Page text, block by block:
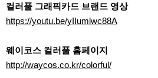
컬러풀 그래픽카드 브랜드 영상
https://youtu.be/yIIumlwc88A
웨이코스 컬러풀 홈페이지
http://waycos.co.kr/colorful/